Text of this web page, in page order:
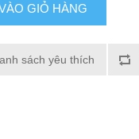
GIỎ HÀNG
sách yêu thích